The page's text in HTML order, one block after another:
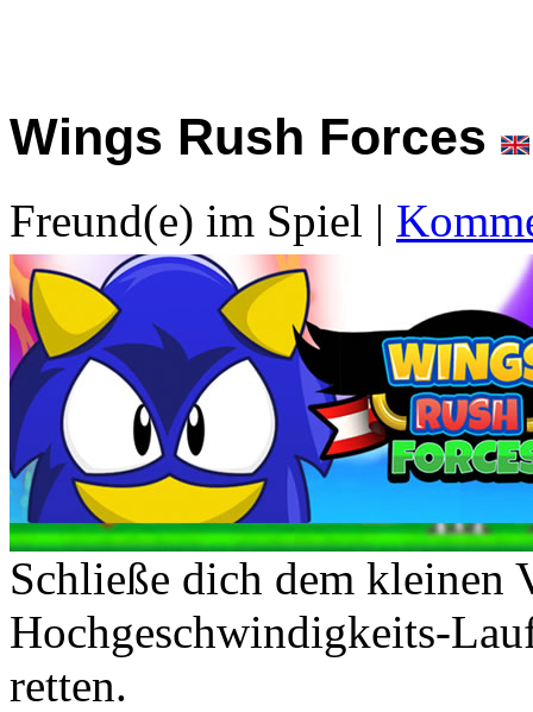
Wings Rush Forces
Freund(e) im Spiel |
Schließe dich dem kleinen
Hochgeschwindigkeits-
retten.